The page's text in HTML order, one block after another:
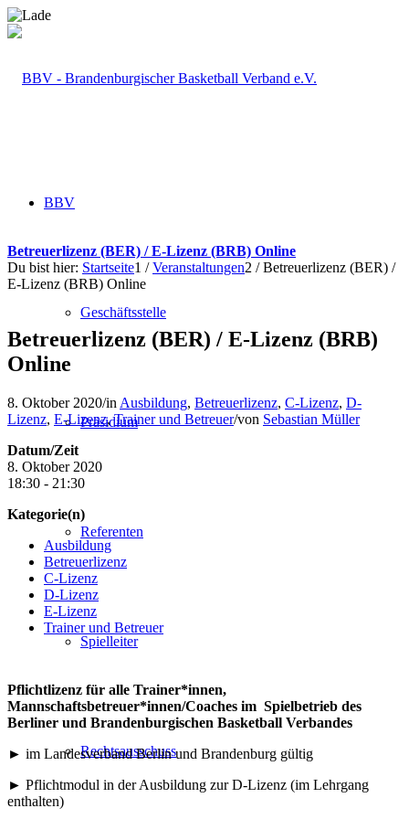
BBV
Geschäftsstelle
Präsidium
Referenten
Spielleiter
Rechtsausschuss
Betreuerlizenz (BER) / E-Lizenz (BRB) Online
Du bist hier: Startseite1 / Veranstaltungen2 / Betreuerlizenz (BER) /
E-Lizenz (BRB) Online
Betreuerlizenz (BER) / E-Lizenz (BRB)
Online
8. Oktober 2020/in Ausbildung, Betreuerlizenz, C-Lizenz, D-
Lizenz, E-Lizenz,Trainer und Betreuer/von Sebastian Müller
Datum/Zeit
8. Oktober 2020
18:30 - 21:30
Kategorie(n)
Ausbildung
Betreuerlizenz
C-Lizenz
D-Lizenz
E-Lizenz
Trainer und Betreuer
Pflichtlizenz für alle Trainer*innen,
Mannschaftsbetreuer*innen/Coaches im Spielbetrieb des
Berliner und Brandenburgischen Basketball Verbandes
► im Landesverband Berlin und Brandenburg gültig
► Pflichtmodul in der Ausbildung zur D-Lizenz (im Lehrgang
enthalten)